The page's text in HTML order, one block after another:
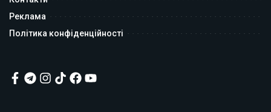
Реклама
Політика конфіденційності